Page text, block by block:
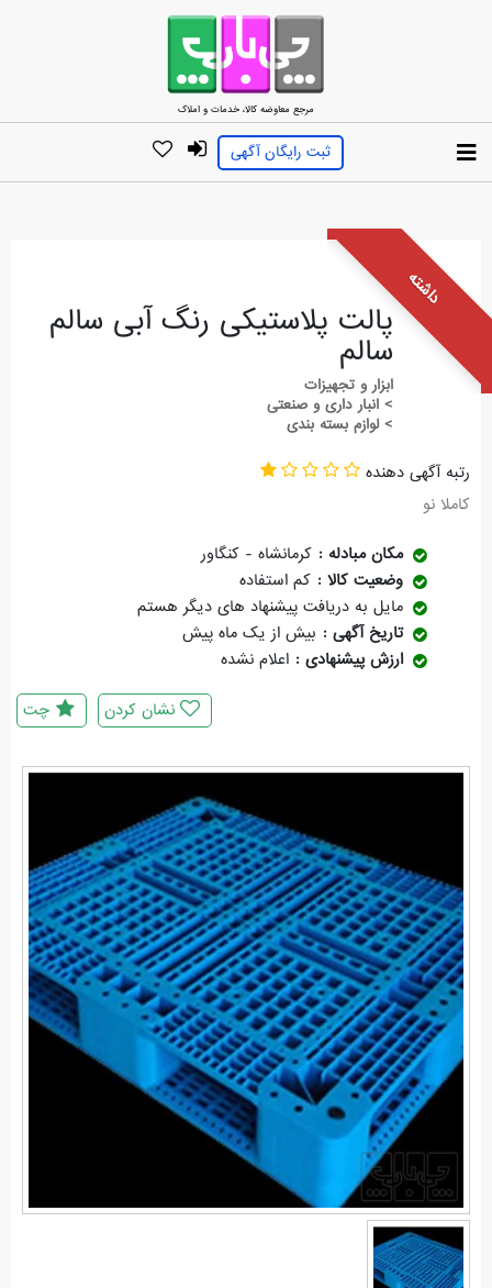
مرجع معاوضه کالا، خدمات و املاک
ثبت رایگان آگهی
داشته
پالت پلاستیکی رنگ آبی سالم
سالم
ابزار و تجهیزات
> انبار داری و صنعتی
> لوازم بسته بندی
رتبه آگهی دهنده
کاملا نو
مکان مبادله
کرمانشاه - کنگاور
وضعیت کالا
کم استفاده
مایل به دریافت پیشنهاد های دیگر هستم
تاریخ آگهی
بیش از یک ماه پیش
ارزش پیشنهادی
اعلام نشده
چت نشان کردن